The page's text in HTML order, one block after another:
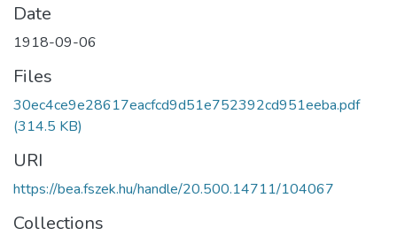
Date
1918-09-06
Files
30ec4ce9e28617eacfcd9d51e752392cd951eeba.pdf
(314.5 KB)
URI
https://bea.fszek.hu/handle/20.500.14711/104067
Collections